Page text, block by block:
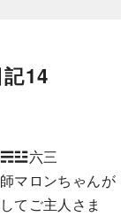
14
☴☳六三
マロンちゃんが
てご主人さま